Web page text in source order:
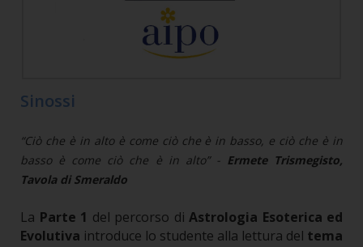
Sinossi
“Ciò che è in alto è come ciò che è in basso, e ciò che è in
basso è come ciò che è in alto” - Ermete Trismegisto,
Tavola di Smeraldo
La Parte 1 del percorso di Astrologia Esoterica ed
Evolutiva introduce lo studente alla lettura del tema